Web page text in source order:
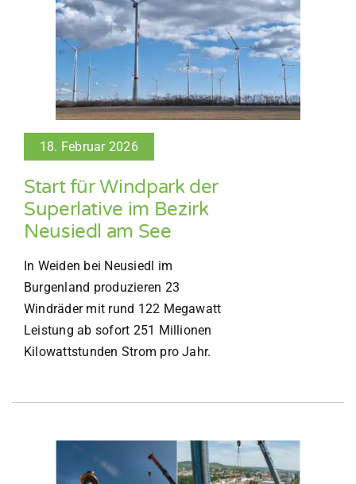
18. Februar 2026
Start für Windpark der
Superlative im Bezirk
Neusiedl am See
In Weiden bei Neusiedl im
Burgenland produzieren 23
Windräder mit rund 122 Megawatt
Leistung ab sofort 251 Millionen
Kilowattstunden Strom pro Jahr.